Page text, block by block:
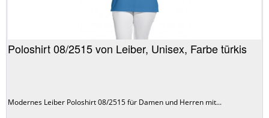
Poloshirt 08/2515 von Leiber, Unisex, Farbe türkis
Modernes Leiber Poloshirt 08/2515 für Damen und Herren mit...